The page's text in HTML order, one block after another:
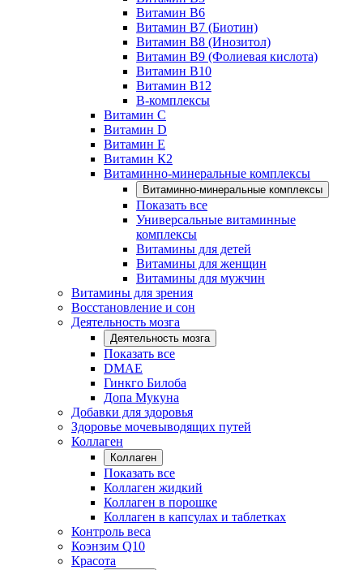
Витамин B6
Витамин B7 (Биотин)
Витамин B8 (Инозитол)
Витамин B9 (Фолиевая кислота)
Витамин B10
Витамин B12
B-комплексы
Витамин C
Витамин D
Витамин E
Витамин К2
Витаминно-минеральные комплексы
Витаминно-минеральные комплексы
Показать все
Универсальные витаминные
комплексы
Витамины для детей
Витамины для женщин
Витамины для мужчин
Витамины для зрения
Восстановление и сон
Деятельность мозга
Деятельность мозга
Показать все
DMAE
Гинкго Билоба
Допа Мукуна
Добавки для здоровья
Здоровье мочевыводящих путей
Коллаген
Коллаген
Показать все
Коллаген жидкий
Коллаген в порошке
Коллаген в капсулах и таблетках
Контроль веса
Коэнзим Q10
Красота